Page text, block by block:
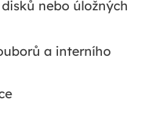
nebo úložných
a interního